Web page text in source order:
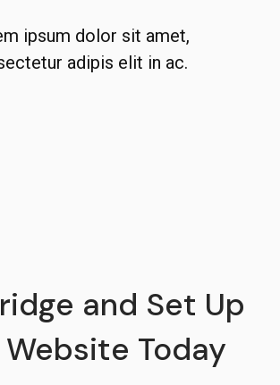
ipsum dolor sit amet,
adipis elit in ac.
and Set Up
Website Today